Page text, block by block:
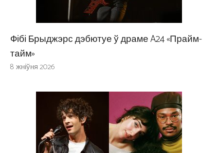
Фібі Брыджэрс дэбютуе ў драме A24 «Прайм-
тайм»
8 жніўня 2026